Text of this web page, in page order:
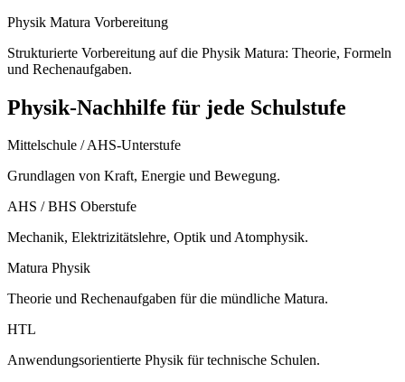
Physik Matura Vorbereitung
Strukturierte Vorbereitung auf die Physik Matura: Theorie, Formeln
und Rechenaufgaben.
Physik-Nachhilfe für jede Schulstufe
Mittelschule / AHS-Unterstufe
Grundlagen von Kraft, Energie und Bewegung.
AHS / BHS Oberstufe
Mechanik, Elektrizitätslehre, Optik und Atomphysik.
Matura Physik
Theorie und Rechenaufgaben für die mündliche Matura.
HTL
Anwendungsorientierte Physik für technische Schulen.